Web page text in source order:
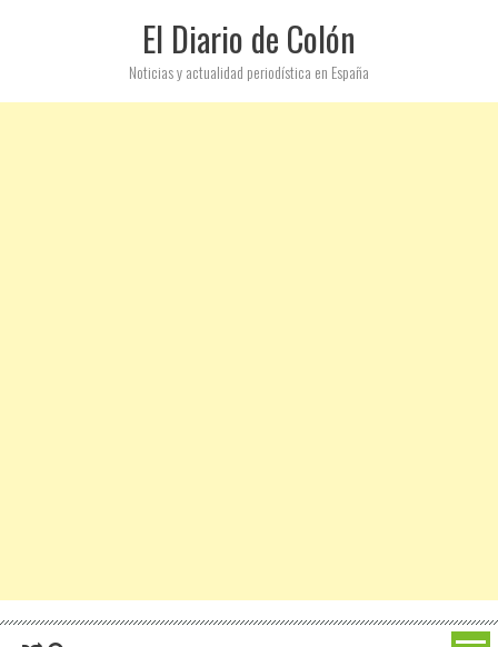
El Diario de Colón
Noticias y actualidad periodística en España